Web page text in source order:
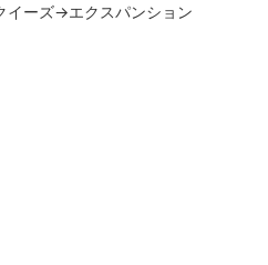
イーズ→エクスパンション